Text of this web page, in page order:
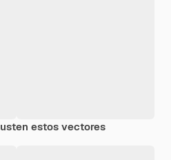
estos vectores